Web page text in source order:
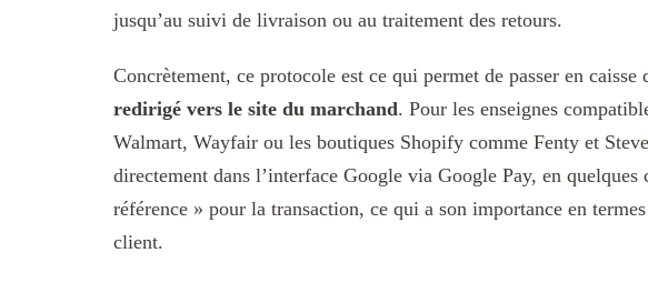
jusqu’au suivi de livraison ou au traitement des retours.
Concrètement, ce protocole est ce qui permet de passer en
redirigé vers le site du marchand. Pour les enseignes
Walmart, Wayfair ou les boutiques Shopify comme Fenty et
directement dans l’interface Google via Google Pay, en
référence » pour la transaction, ce qui a son importance en
client.